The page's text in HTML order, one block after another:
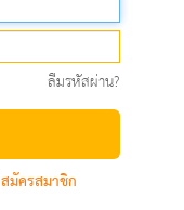
ลืมรหัสผ่าน?
สมัครสมาชิก